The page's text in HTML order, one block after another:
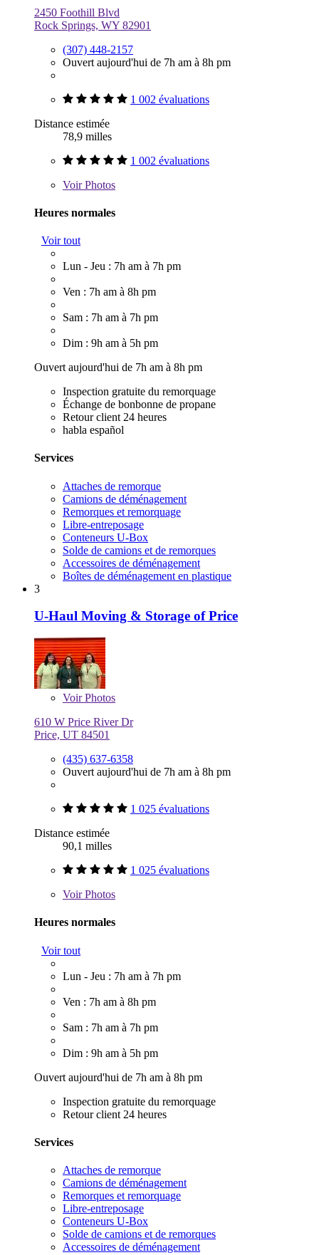
2450 Foothill Blvd
Rock Springs, WY 82901
(307) 448-2157
Ouvert aujourd'hui de 7h am à 8h pm
1 002 évaluations
Distance estimée
78,9 milles
1 002 évaluations
VoirPhotos
Heures normales
Voir tout
Lun - Jeu : 7h am à 7h pm
Ven : 7h am à 8h pm
Sam : 7h am à 7h pm
Dim : 9h am à 5h pm
Ouvert aujourd'hui de 7h am à 8h pm
Inspection gratuite du remorquage
Échange de bonbonne de propane
Retour client 24 heures
habla español
Services
Attaches de remorque
Camions de déménagement
Remorques et remorquage
Libre-entreposage
Conteneurs U-Box
Solde de camions et de remorques
Accessoires de déménagement
Boîtes de déménagement en plastique
3
U-Haul Moving & Storage of Price
VoirPhotos
610 W Price River Dr
Price, UT 84501
(435) 637-6358
Ouvert aujourd'hui de 7h am à 8h pm
1 025 évaluations
Distance estimée
90,1 milles
1 025 évaluations
VoirPhotos
Heures normales
Voir tout
Lun - Jeu : 7h am à 7h pm
Ven : 7h am à 8h pm
Sam : 7h am à 7h pm
Dim : 9h am à 5h pm
Ouvert aujourd'hui de 7h am à 8h pm
Inspection gratuite du remorquage
Retour client 24 heures
Services
Attaches de remorque
Camions de déménagement
Remorques et remorquage
Libre-entreposage
Conteneurs U-Box
Solde de camions et de remorques
Accessoires de déménagement